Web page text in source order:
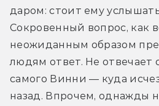
даром: стоит ему
Сокровенный вопрос, как
неожиданным образом
людям ответ. Не отвечает
самого Винни — куда
назад. Впрочем, однажды